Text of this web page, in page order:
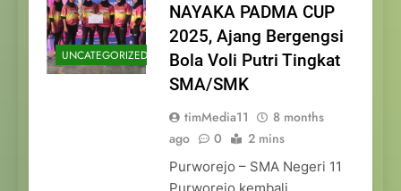
UNCATEGORIZED
NAYAKA PADMA CUP
2025, Ajang Bergengsi
Bola Voli Putri Tingkat
SMA/SMK
timMedia11
8 months
ago
0 2 mins
Purworejo – SMA Negeri 11